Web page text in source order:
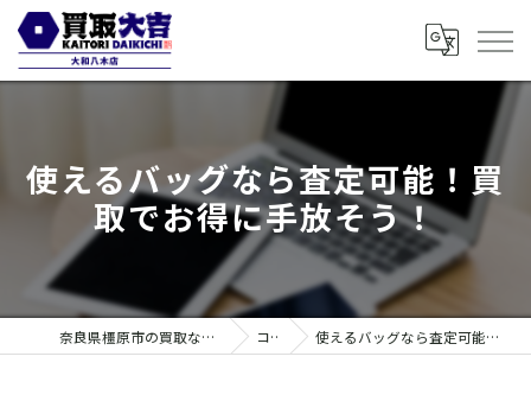
使えるバッグなら査定可能！買
取でお得に手放そう！
奈良県橿原市の買取なら買取大吉 大和八木店 コラム 使えるバッグなら査定可能！買取でお得に手放そう！